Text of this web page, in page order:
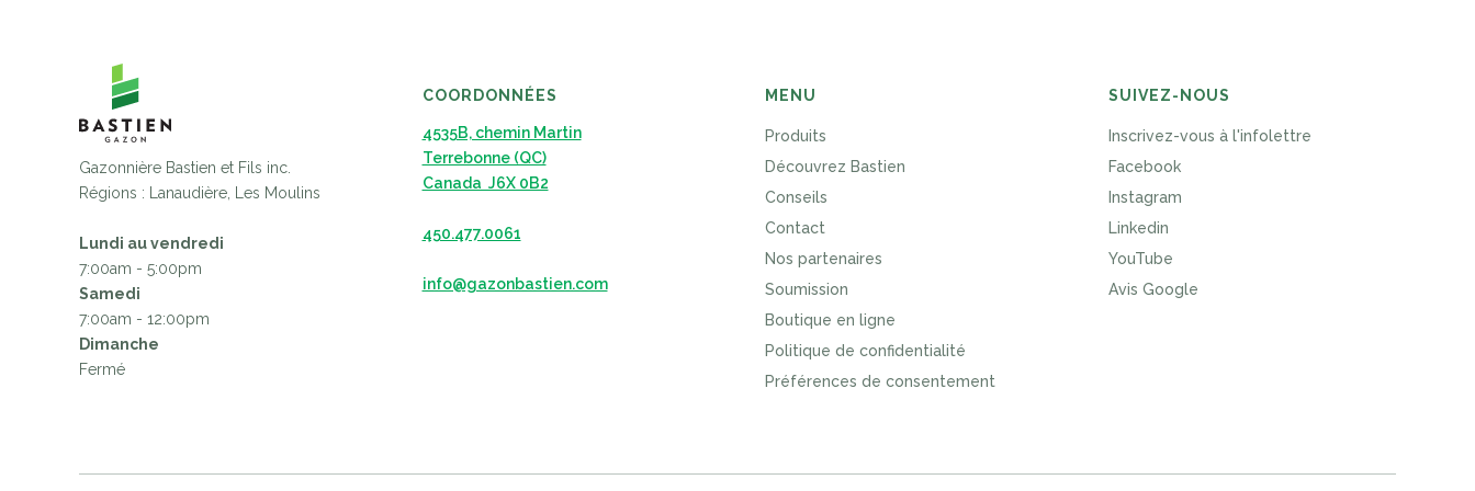
Gazonnière Bastien et Fils inc.
Régions : Lanaudière, Les Moulins
Lundi au vendredi
7:00am - 5:00pm
Samedi
7:00am - 12:00pm
Dimanche
Fermé
COORDONNÉES
4535B, chemin Martin
Terrebonne (QC)
Canada J6X 0B2
450.477.0061
info@gazonbastien.com
MENU
Produits
Découvrez Bastien
Conseils
Contact
Nos partenaires
Soumission
Boutique en ligne
Politique de confidentialité
Préférences de consentement
SUIVEZ-NOUS
Inscrivez-vous à l'infolettre
Facebook
Instagram
Linkedin
YouTube
Avis Google